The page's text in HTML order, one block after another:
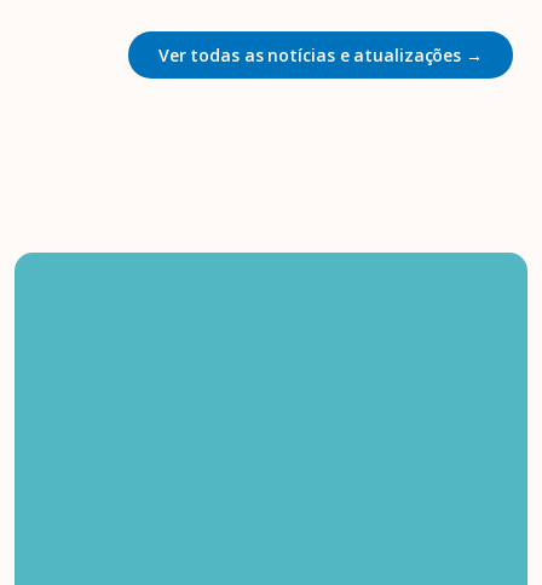
Ver todas as notícias e atualizações →